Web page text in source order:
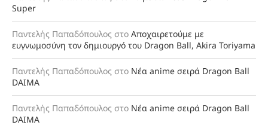
Super
Παντελής Παπαδόπουλος στο Αποχαιρετούμε με
ευγνωμοσύνη τον δημιουργό του Dragon Ball, Akira Toriyama
Παντελής Παπαδόπουλος στο Νέα anime σειρά Dragon Ball
DAIMA
Παντελής Παπαδόπουλος στο Νέα anime σειρά Dragon Ball
DAIMA